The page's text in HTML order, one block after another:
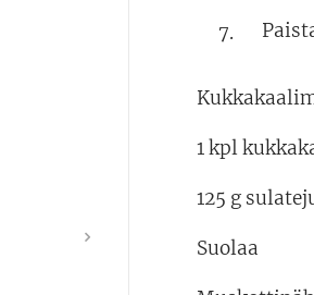
1 kpl
125 g
Suolaa